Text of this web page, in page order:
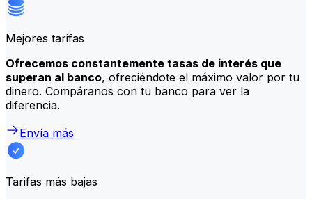
Mejores tarifas
Ofrecemos constantemente tasas de interés que
superan al banco, ofreciéndote el máximo valor por tu
dinero. Compáranos con tu banco para ver la
diferencia.
Envía más
Tarifas más bajas